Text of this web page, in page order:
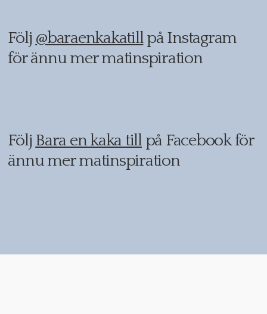
Följ @baraenkakatillpå Instagram
för ännu mer matinspiration
Följ Bara en kaka tillpå Facebook för
ännu mer matinspiration